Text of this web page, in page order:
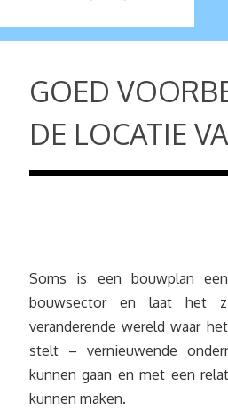
GOED
DE LOCATIE
Soms is een bouwplan
bouwsector en laat het
veranderende wereld waar
stelt – vernieuwende
kunnen gaan en met een
kunnen maken.